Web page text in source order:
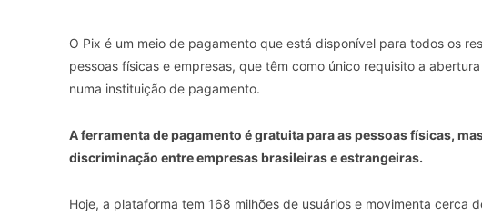
O Pix é um meio de pagamento que está disponível para todos os
pessoas físicas e empresas, que têm como único requisito a
numa instituição de pagamento.
A ferramenta de pagamento é gratuita para as pessoas físicas,
discriminação entre empresas brasileiras e estrangeiras.
Hoje, a plataforma tem 168 milhões de usuários e movimenta cerca